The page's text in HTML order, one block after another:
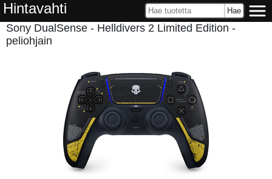
Hintavahti
Sony DualSense - Helldivers 2 Limited Edition -
peliohjain